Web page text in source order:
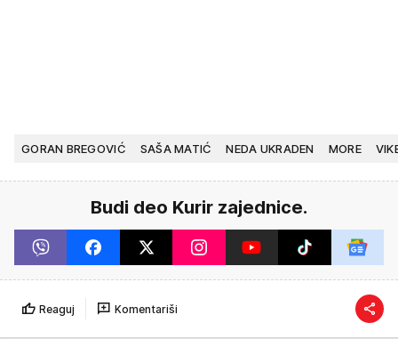
GORAN BREGOVIĆ SAŠA MATIĆ NEDA UKRADEN MORE
Budi deo Kurir zajednice.
Reaguj Komentariši